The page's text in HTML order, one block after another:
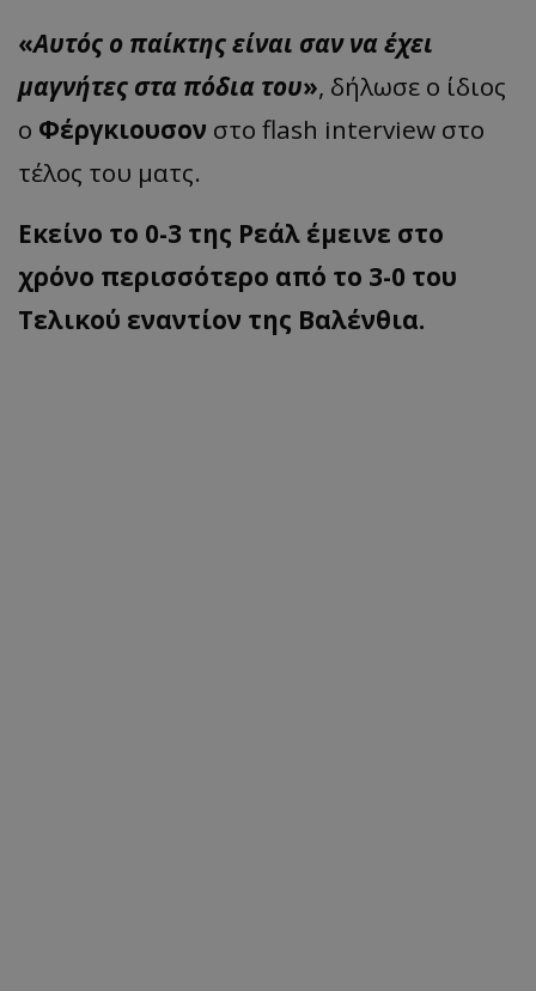
«Αυτός ο παίκτης είναι σαν να έχει
μαγνήτες στα πόδια του», δήλωσε ο ίδιος
ο Φέργκιουσον στο flash interview στο
τέλος του ματς.
Εκείνο το 0-3 της Ρεάλ έμεινε στο
χρόνο περισσότερο από το 3-0 του
Τελικού εναντίον της Βαλένθια.